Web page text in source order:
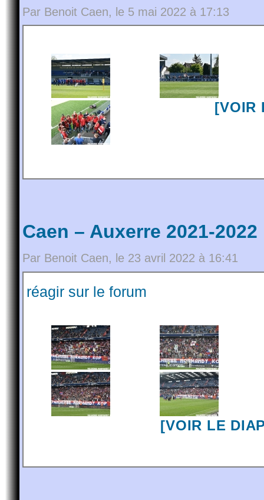
Par Benoit Caen, le 5 mai 2022 à 17:13
[VOIR
Caen – Auxerre 2021-2022
Par Benoit Caen, le 23 avril 2022 à 16:41
réagir sur le forum
[VOIR LE